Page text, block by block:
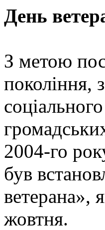
День
З метою
покоління,
2004-го
був
ветерана»,
жовтня.